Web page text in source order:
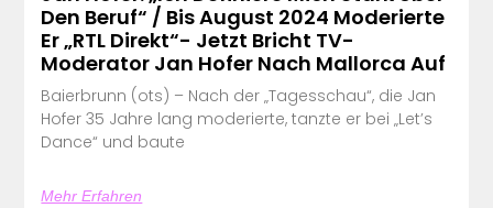
Den Beruf“ / Bis August 2024 Moderierte
Er „RTL Direkt“- Jetzt Bricht TV-
Moderator Jan Hofer Nach Mallorca Auf
Baierbrunn (ots) – Nach der „Tagesschau“, die Jan
Hofer 35 Jahre lang moderierte, tanzte er bei „Let’s
Dance“ und baute
Mehr Erfahren